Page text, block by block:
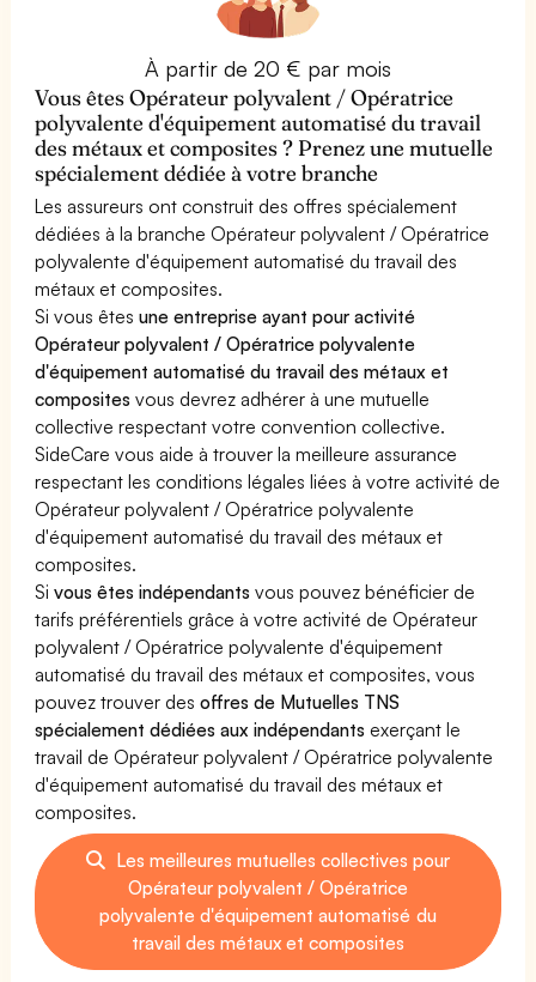
À partir de 20 € par mois
Vous êtes Opérateur polyvalent / Opératrice
polyvalente d'équipement automatisé du travail
des métaux et composites ? Prenez une mutuelle
spécialement dédiée à votre branche
Les assureurs ont construit des offres spécialement
dédiées à la branche Opérateur polyvalent / Opératrice
polyvalente d'équipement automatisé du travail des
métaux et composites.
Si vous êtesune entreprise ayant pour activité
Opérateur polyvalent / Opératrice polyvalente
d'équipement automatisé du travail des métaux et
composites vous devrez adhérer à une mutuelle
collective respectant votre convention collective.
SideCare vous aide à trouver la meilleure assurance
respectant les conditions légales liées à votre activité de
Opérateur polyvalent / Opératrice polyvalente
d'équipement automatisé du travail des métaux et
composites.
Sivous êtes indépendants vous pouvez bénéficier de
tarifs préférentiels grâce à votre activité de Opérateur
polyvalent / Opératrice polyvalente d'équipement
automatisé du travail des métaux et composites, vous
pouvez trouver desoffres de Mutuelles TNS
spécialement dédiées aux indépendants exerçant le
travail de Opérateur polyvalent / Opératrice polyvalente
d'équipement automatisé du travail des métaux et
composites.
Les meilleures mutuelles collectives pour
Opérateur polyvalent / Opératrice
polyvalente d'équipement automatisé du
travail des métaux et composites